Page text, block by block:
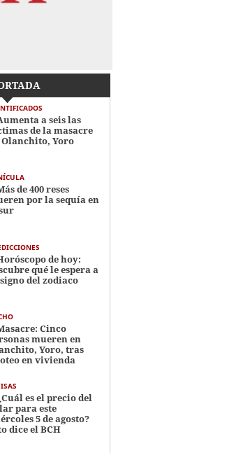
a seis las
de la masacre
Olanchito, Yoro
de 400 reses
por la sequía en
de hoy:
qué le espera a
del zodiaco
Cinco
mueren en
Yoro, tras
en vivienda
es el precio del
para este
5 de agosto?
dice el BCH